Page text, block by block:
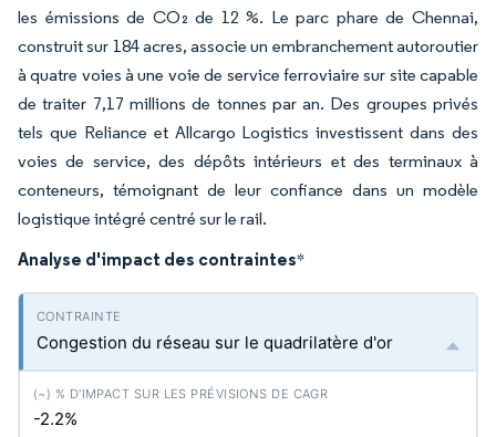
les émissions de CO₂ de 12 %. Le parc phare de Chennai,
construit sur 184 acres, associe un embranchement autoroutier
à quatre voies à une voie de service ferroviaire sur site capable
de traiter 7,17 millions de tonnes par an. Des groupes privés
tels que Reliance et Allcargo Logistics investissent dans des
voies de service, des dépôts intérieurs et des terminaux à
conteneurs, témoignant de leur confiance dans un modèle
logistique intégré centré sur le rail.
Analyse d'impact des contraintes*
Congestion du réseau sur le quadrilatère d'or
-2.2%